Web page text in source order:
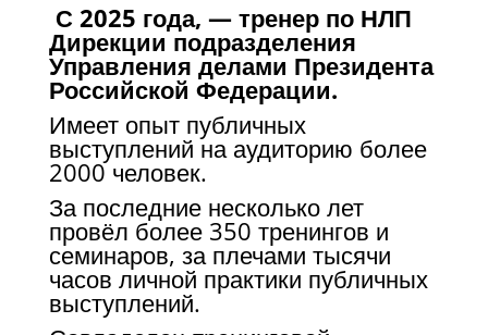
С 2025 года, — тренер по НЛП
Дирекции подразделения
Управления делами Президента
Российской Федерации.
Имеет опыт публичных
выступлений на аудиторию более
2000 человек.
За последние несколько лет
провёл более 350 тренингов и
семинаров, за плечами тысячи
часов личной практики публичных
выступлений.